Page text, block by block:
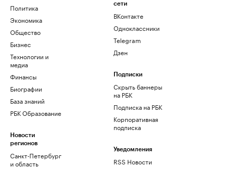
Политика
Экономика
Общество
Бизнес
Технологии и
медиа
Финансы
Биографии
База знаний
РБК Образование
Новости
регионов
Санкт-Петербург
и область
сети
ВКонтакте
Одноклассники
Telegram
Дзен
Подписки
Скрыть баннеры
на РБК
Подписка на РБК
Корпоративная
подписка
Уведомления
RSS Новости